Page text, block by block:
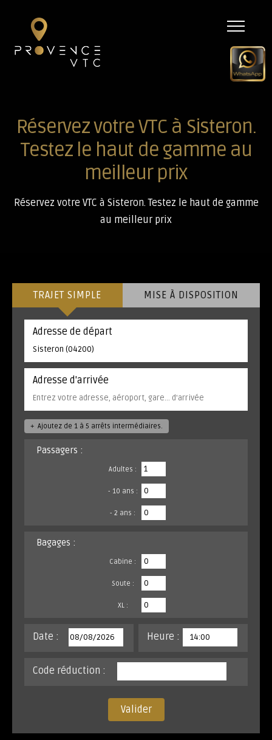
Réservez votre VTC à Sisteron.
Testez le haut de gamme au
meilleur prix
Réservez votre VTC à Sisteron. Testez le haut de gamme
au meilleur prix
TRAJET SIMPLE MISE À DISPOSITION
Adresse de départ
Adresse d'arrivée
Ajoutez de 1 à 5 arrêts intermédiaires.
+
Passagers :
Adultes :
- 10 ans :
- 2 ans :
Bagages :
Cabine :
Soute :
XL :
Date : Heure :
Code réduction :
Valider